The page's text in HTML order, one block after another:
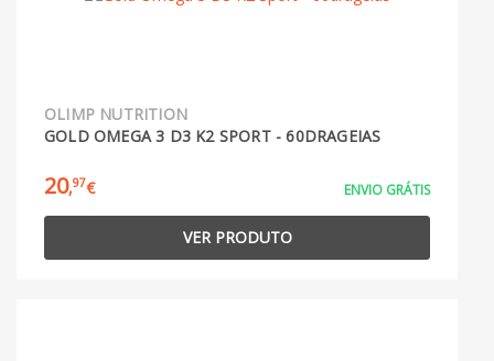
OLIMP NUTRITION
GOLD OMEGA 3 D3 K2 SPORT - 60DRAGEIAS
20,97€ ENVIO GRÁTIS
VER PRODUTO